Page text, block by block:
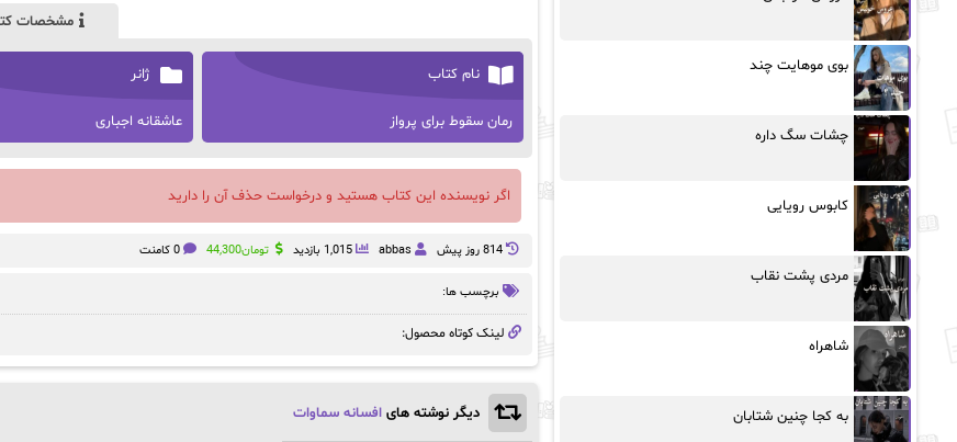
مشخصات
نام کتاب
رمان سقوط برای پرواز
ژانر
عاشقانه اجباری
اگر نویسنده این کتاب هستید و درخواست حذف آن را دارید
814 روز پيش abbas 1,015 بازدید تومان44,300 0 کامنت
برچسب ها:
لینک کوتاه محصول:
دیگر نوشته های افسانه سماوات
بوی موهایت چند
چشات سگ داره
کابوس رویایی
مردی پشت نقاب
شاهراه
به کجا چنین شتابان